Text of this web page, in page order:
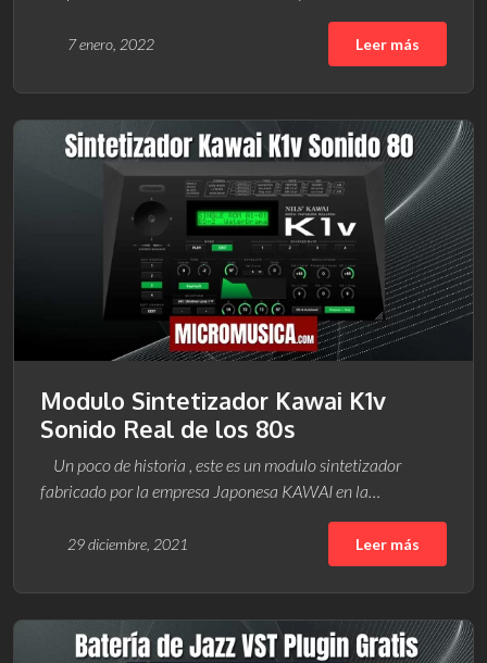
7 enero, 2022 Leer más
Modulo Sintetizador Kawai K1v
Sonido Real de los 80s
Un poco de historia , este es un modulo sintetizador
fabricado por la empresa Japonesa KAWAI en la…
29 diciembre, 2021 Leer más